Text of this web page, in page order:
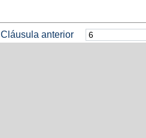
Cláusula anterior